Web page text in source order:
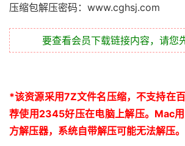
压缩包解压密码：www.cghsj.com
要查看会员下载链接内容，请您
*该资源采用7Z文件名压缩，不支持在
荐使用2345好压在电脑上解压。 Mac
方解压器，系统自带解压可能无法解压。